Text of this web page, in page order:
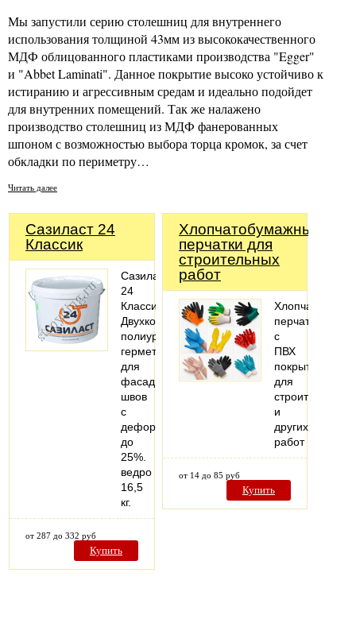
Мы запустили серию столешниц для внутреннего
использования толщиной 43мм из высококачественного
МДФ облицованного пластиками производства "Egger"
и "Abbet Laminati". Данное покрытие высоко устойчиво к
истиранию и агрессивным средам и идеально подойдет
для внутренних помещений. Так же налажено
производство столешниц из МДФ фанерованных
шпоном с возможностью выбора торца кромок, за счет
обкладки по периметру…
Читать далее
Сазиласт 24
Классик
Сазиласт
24
Классик-
Двухкомпонентный
полиуретановый
герметик
для
фасадных
швов
с
деформацией
до
25%.
ведро
16,5
кг.
от 287 до 332 руб
Купить
Хлопчатобумажные
перчатки для
строительных
работ
перчатки
с
ПВХ
покрытием
для
строительных
и
других
работ
от 14 до 85 руб
Купить